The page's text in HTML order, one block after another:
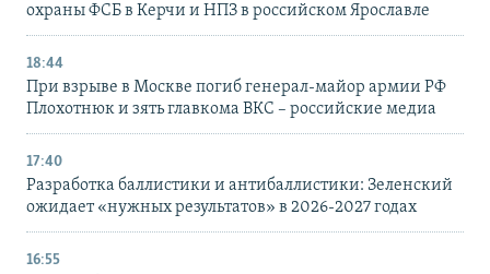
охраны ФСБ в Керчи и НПЗ в российском Ярославле
18:44
При взрыве в Москве погиб генерал-майор армии РФ
Плохотнюк и зять главкома ВКС – российские медиа
17:40
Разработка баллистики и антибаллистики: Зеленский
ожидает «нужных результатов» в 2026-2027 годах
16:55